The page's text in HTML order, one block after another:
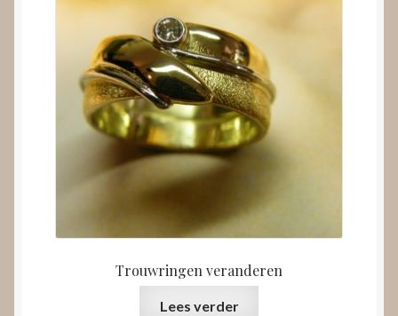
Trouwringen veranderen
Lees verder